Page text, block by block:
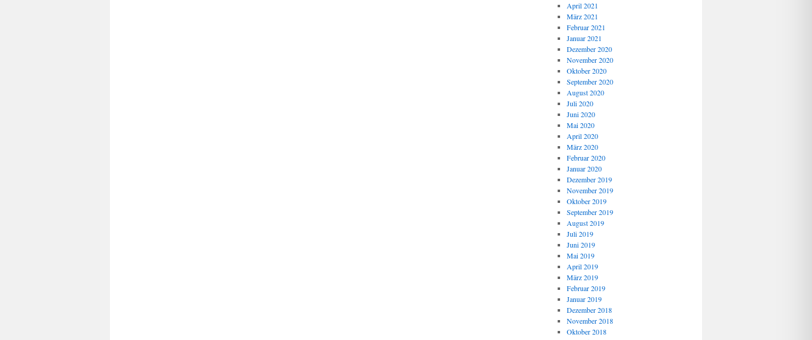
April 2021
März 2021
Februar 2021
Januar 2021
Dezember 2020
November 2020
Oktober 2020
September 2020
August 2020
Juli 2020
Juni 2020
Mai 2020
April 2020
März 2020
Februar 2020
Januar 2020
Dezember 2019
November 2019
Oktober 2019
September 2019
August 2019
Juli 2019
Juni 2019
Mai 2019
April 2019
März 2019
Februar 2019
Januar 2019
Dezember 2018
November 2018
Oktober 2018